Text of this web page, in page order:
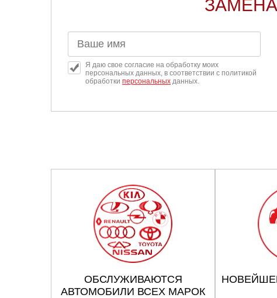
Я даю свое согласие на обработку моих
персональных данных, в соответствии с политикой
обработки персональных данных.
ОБСЛУЖИВАЮТСЯ
АВТОМОБИЛИ ВСЕХ МАРОК